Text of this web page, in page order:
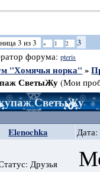
3 из3 « 1 2 3
форума:pteris
"Хомячья норка" »
СветыЖу (Мои
СветыЖу
Elenochka
Друзья